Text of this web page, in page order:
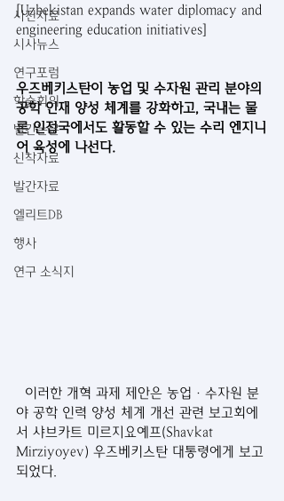
사진자료
시사뉴스
연구포럼
학술회의
발간논문
신착자료
발간자료
엘리트DB
행사
연구 소식지
[Uzbekistan expands water diplomacy and
engineering education initiatives]
우즈베키스탄이 농업 및 수자원 관리 분야의
공학 인재 양성 체계를 강화하고, 국내는 물
론 인접국에서도 활동할 수 있는 수리 엔지니
어 육성에 나선다.
야 공학 인력 양성 체계 개선 관련 보고회에
서 샤브카트 미르지요예프(Shavkat
Mirziyoyev) 우즈베키스탄 대통령에게 보고
되었다.